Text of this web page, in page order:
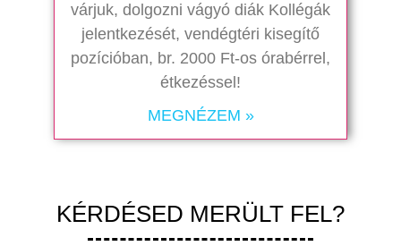
várjuk, dolgozni vágyó diák Kollégák
jelentkezését, vendégtéri kisegítő
pozícióban, br. 2000 Ft-os órabérrel,
étkezéssel!
MEGNÉZEM »
KÉRDÉSED MERÜLT FEL?